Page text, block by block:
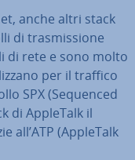
anche altri stack
di tra­smis­sio­ne
di rete e sono molto
per il traffico
SPX (Sequenced
di AppleTalk il
all’ATP (AppleTalk